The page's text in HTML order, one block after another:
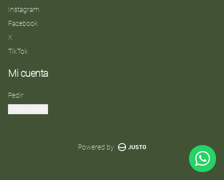
Instagram
Facebook
X
TikTok
Mi cuenta
Pedir
Powered by